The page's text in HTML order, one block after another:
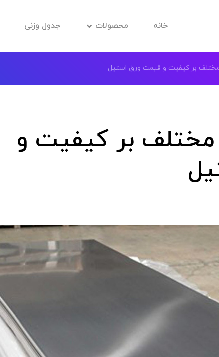
خانه محصولات جدول وزنی
مختلف بر کیفیت و قیمت ورق استیل
مختلف بر کیفیت و